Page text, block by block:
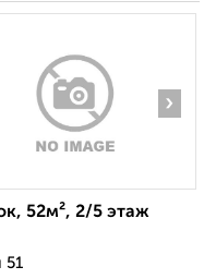
›
52м², 2/5 этаж
51